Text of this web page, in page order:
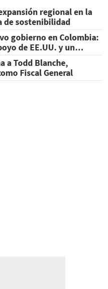
regional en la
de sostenibilidad
gobierno en Colombia:
de EE.UU. y un
a Todd Blanche,
Fiscal General